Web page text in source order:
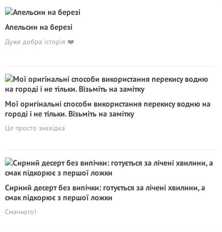
Апельсин на березі
Дуже добра історія ❤️
Мої оригінальні способи використання перекису водню на
городі і не тільки. Візьміть на замітку
Це просто знахідка
Сирний десерт без випічки: готується за лічені хвилини, а
смак підкорює з першої ложки
Смачного!